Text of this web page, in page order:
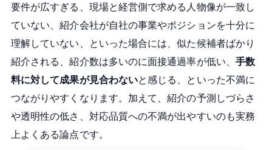
要件が広すぎる、現場と経営側で求める人物像が一致し
ていない、紹介会社が自社の事業やポジションを十分に
理解していない、といった場合には、似た候補者ばかり
紹介される、紹介数は多いのに面接通過率が低い、 手数
料に対して成果が見合わないと感じる、といった不満に
つながりやすくなります。加えて、紹介の予測しづらさ
や透明性の低さ、対応品質への不満が出やすいのも実務
上よくある論点です。